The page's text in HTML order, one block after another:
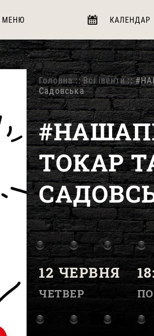
МЕНЮ КАЛЕНДАР
Головна::Всі івенти::
Садовська
ТОКАР
12 ЧЕРВНЯ
ЧЕТВЕР